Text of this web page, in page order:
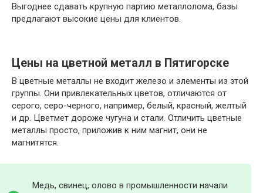
Выгоднее сдавать крупную партию металлолома, базы
предлагают высокие цены для клиентов.
Цены на цветной металл в Пятигорске
В цветные металлы не входит железо и элементы из этой
группы. Они привлекательных цветов, отличаются от
серого, серо-черного, например, белый, красный, желтый
и др. Цветмет дороже чугуна и стали. Отличить цветные
металлы просто, приложив к ним магнит, они не
магнитятся.
Медь, свинец, олово в промышленности начали